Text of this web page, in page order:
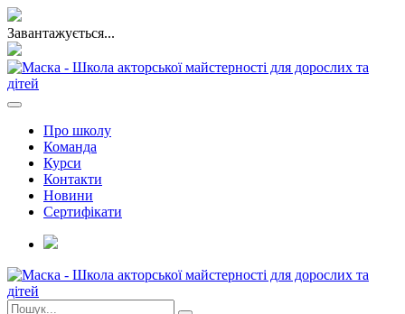
Завантажується...
Про школу
Команда
Курси
Контакти
Новини
Сертифікати